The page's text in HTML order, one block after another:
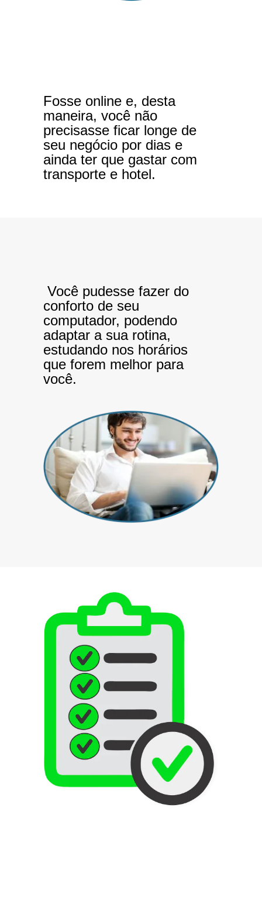
Fosse online e, desta
maneira, você não
precisasse ficar longe de
seu negócio por dias e
ainda ter que gastar com
transporte e hotel.
Você pudesse fazer do
conforto de seu
computador, podendo
adaptar a sua rotina,
estudando nos horários
que forem melhor para
você.